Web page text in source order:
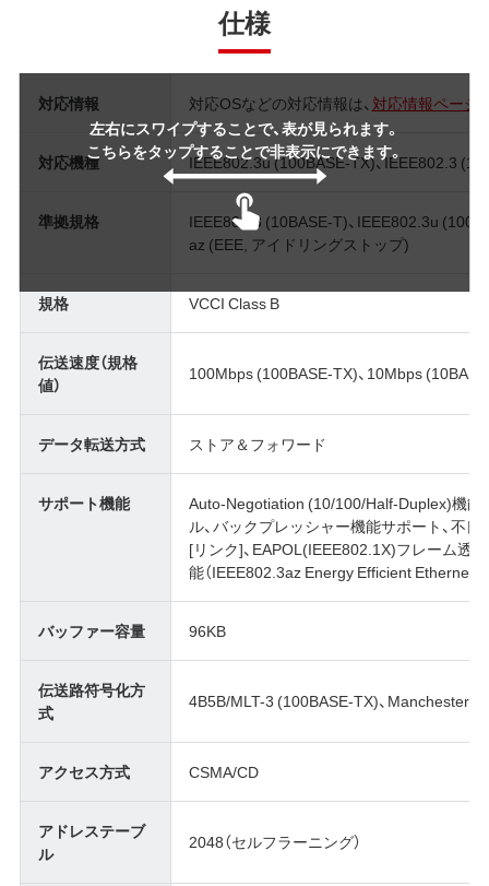
仕様
左右にスワイプすることで、表が見られます。
こちらをタップすることで非表示にできます。
対応情報 対応OSなどの対応情報は、 対応情報ページ
対応機種 IEEE802.3u (100BASE-TX)、IEEE802.3
準拠規格
IEEE802.3 (10BASE-T)、IEEE802.3u
az (EEE, アイドリングストップ)
規格 VCCI Class B
伝送速度（規格
値）
100Mbps (100BASE-TX)、10Mbps
データ転送方式 ストア＆フォワード
サポート機能
Auto-Negotiation (10/100/Half-Duplex)機能
ル、バックプレッシャー機能サポート、不
[リンク]、EAPOL(IEEE802.1X)フレーム透
能（IEEE802.3az Energy Efficient Ethernet）
バッファー容量 96KB
伝送路符号化方
式
4B5B/MLT-3 (100BASE-TX)、Manchester-
アクセス方式 CSMA/CD
アドレステーブ
ル
2048（セルフラーニング）